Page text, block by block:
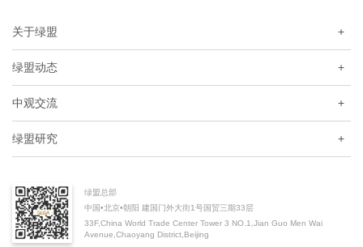
关于绿盟 +
绿盟动态 +
中观交流 +
绿盟研究 +
绿盟总部
中国•北京•朝阳 建国门外大街1号国贸三期33层
33F,China World Trade Center Tower 3 NO.1,Jian Guo Men Wai
Avenue,Chaoyang District,Beijing